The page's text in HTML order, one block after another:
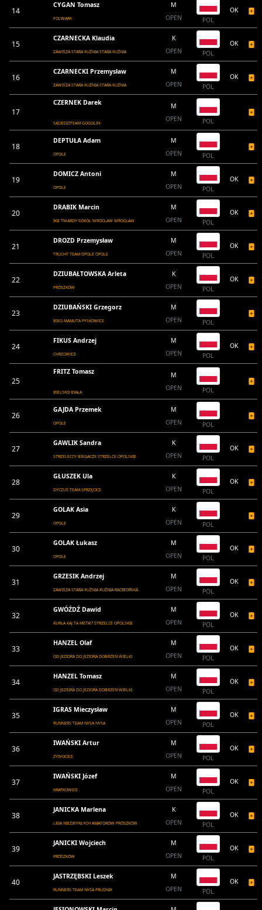
14
CYGAN Tomasz
FOLWARK
M
OPEN
POL
OK
15
CZARNECKA Klaudia
ZAWISZA STARA KUŹNIA STARA KUŹNIA
K
OPEN
POL
OK
16
CZARNECKI Przemysław
ZAWISZA STARA KUŹNIA STARA KUŹNIA
M
OPEN
POL
OK
17
CZERNEK Darek
SĄSIEDZITEAM GOGOLIN
M
OPEN
POL
18
DEPTUŁA Adam
OPOLE
M
OPEN
POL
19
DOMICZ Antoni
OPOLE
M
OPEN
POL
OK
20
DRABIK Marcin
IKB TWARDY SOKÓŁ WROCŁAW WROCŁAW
M
OPEN
POL
OK
21
DROZD Przemysław
TRUCHT TEAM OPOLE OPOLE
M
OPEN
POL
OK
22
DZIUBAŁTOWSKA Arleta
PRÓSZKÓW
K
OPEN
POL
OK
23
DZIUBAŃSKI Grzegorz
BIEG MAMUTA PYSKOWICE
M
OPEN
POL
24
FIKUS Andrzej
CHRZOWICE
M
OPEN
POL
OK
25
FRITZ Tomasz
BIELSKO BIAŁA
M
OPEN
POL
26
GAJDA Przemek
OPOLE
M
OPEN
POL
27
GAWLIK Sandra
STRZELECCY BIEGACZE STRZELCE OPOLSKIE
K
OPEN
POL
OK
28
GŁUSZEK Ula
DYCZUŚ TEAM SPRZĘCICE
K
OPEN
POL
OK
29
GOLAK Asia
OPOLE
K
OPEN
POL
30
GOLAK Łukasz
OPOLE
M
OPEN
POL
OK
31
GRZESIK Andrzej
ZAWISZA STARA KUŹNIA KUŹNIA RACIBORSKA
M
OPEN
POL
OK
32
GWÓŹDŹ Dawid
KURŁA KAJ TA META!? STRZELCE OPOLSKIE
M
OPEN
POL
OK
33
HANZEL Olaf
OD JEZIORA DO JEZIORA DOBRZEŃ WIELKI
M
OPEN
POL
OK
34
HANZEL Tomasz
OD JEZIORA DO JEZIORA DOBRZEŃ WIELKI
M
OPEN
POL
OK
35
IGRAS Mieczysław
RUNNERS TEAM NYSA NYSA
M
OPEN
POL
OK
36
IWAŃSKI Artur
ŻYWOCICE
M
OPEN
POL
OK
37
IWAŃSKI Józef
KRAPKOWICE
M
OPEN
POL
OK
38
JANICKA Marlena
LIGA NIEZWYKŁYCH AMATORÓW PRÓSZKÓW
K
OPEN
POL
OK
39
JANICKI Wojciech
PRÓSZKÓW
M
OPEN
POL
OK
40
JASTRZĘBSKI Leszek
RUNNERS TEAM NYSA PRUDNIK
M
OPEN
POL
OK